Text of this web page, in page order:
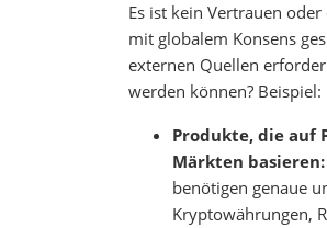
Es ist kein Vertrauen
mit globalem Konsens
externen Quellen
werden können? Beispiel:
Produkte, die auf
Märkten basieren:
benötigen genaue
Kryptowährungen,